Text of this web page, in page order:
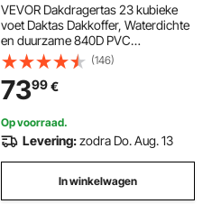
VEVOR Dakdragertas 23 kubieke
voet Daktas Dakkoffer, Waterdichte
en duurzame 840D PVC
Dakdragertas voor voertuigen
met/zonder drager (met slot en
antislipmat)
(146)
7399€
Op voorraad.
Levering:zodra Do. Aug. 13
In winkelwagen